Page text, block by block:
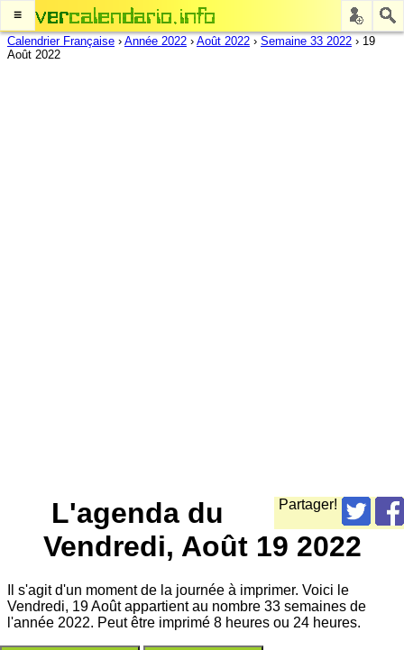
≡
Calendrier Française › Année 2022 › Août 2022 › Semaine 33 2022 › 19
Août 2022
Partager!
L'agenda du
Vendredi, Août 19 2022
Il s'agit d'un moment de la journée à imprimer. Voici le
Vendredi, 19 Août appartient au nombre 33 semaines de
l'année 2022. Peut être imprimé 8 heures ou 24 heures.